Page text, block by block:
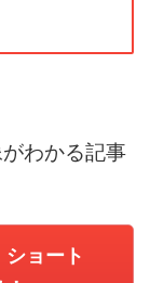
わかる記事
ショート